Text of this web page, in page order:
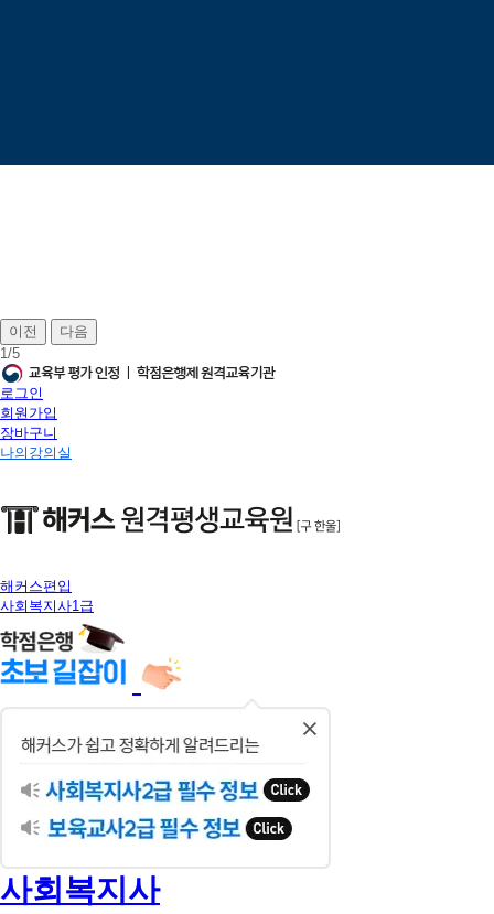
이전
다음
1/5
로그인
회원가입
장바구니
나의강의실
해커스편입
사회복지사1급
사회복지사